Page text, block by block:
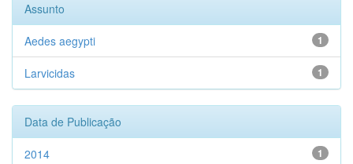
Assunto
1
Aedes aegypti
1
Larvicidas
Data de Publicação
1
2014